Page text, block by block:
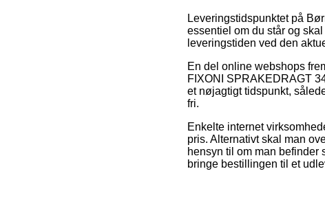
Leveringstidspunktet på
essentiel om du står og
leveringstiden ved den
En del online webshops
FIXONI SPRAKEDRAGT
et nøjagtigt tidspunkt,
fri.
Enkelte internet
pris. Alternativt skal man
hensyn til om man
bringe bestillingen til et